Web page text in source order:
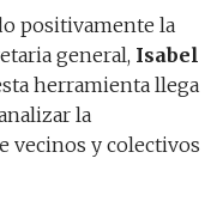
positivamente la
general, Isabel
herramienta llega
la
vecinos y colectivos